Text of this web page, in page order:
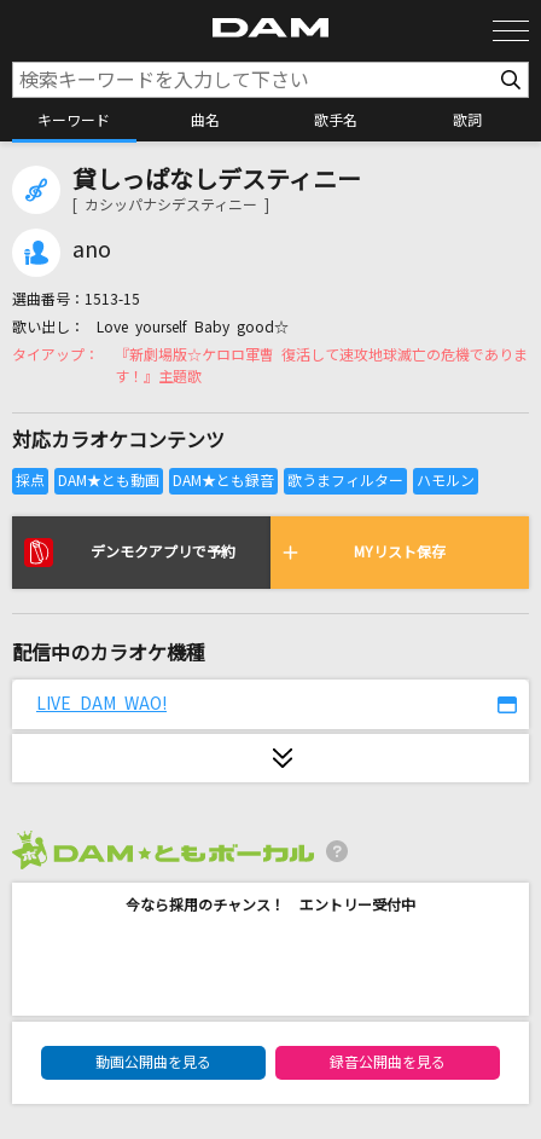
キーワード 曲名 歌手名 歌詞
カラオケ検索
カラオケリクエスト
全国りれき
リアルタイムで歌われている曲の一覧
My Voice Is For You
Reckless fire
[生音]Your Song
プロポーズ
なとり
雨とカプチーノ
明日はきっといい日になる
貸しっぱなしデスティニー
[ カシッパナシデスティニー ]
ano
選曲番号： 1513-15
Love yourself Baby good☆
『新劇場版☆ケロロ軍曹 復活して速攻地球滅亡の危機でありま
す！』主題歌
対応カラオケコンテンツ
デンモクアプリで予約 MYリスト保存
配信中のカラオケ機種
LIVE DAM WAO!
今なら採用のチャンス！ エントリー受付中
DAM★ともボーカルエントリーランキング
動画公開曲を見る
録音公開曲を見る